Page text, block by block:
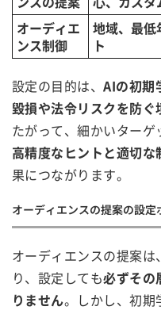
オーディエ
ンス制御
地域、最低
ト
設定の目的は、AIの初期
毀損や法令リスクを防
たがって、細かいターゲ
高精度なヒントと適切
果につながります。
オーディエンスの提案の設定
オーディエンスの提案
り、設定しても必ずその
りません。しかし、初